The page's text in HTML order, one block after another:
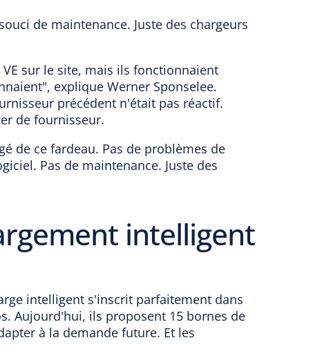
de maintenance. Juste des chargeurs
sur le site, mais ils fonctionnaient
explique Werner Sponselee.
précédent n'était pas réactif.
de fournisseur.
de ce fardeau. Pas de problèmes de
Pas de maintenance. Juste des
intelligent
intelligent s'inscrit parfaitement dans
Aujourd'hui, ils proposent 15 bornes de
à la demande future. Et les